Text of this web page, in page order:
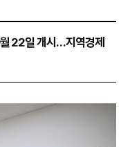
22일 개시…지역경제